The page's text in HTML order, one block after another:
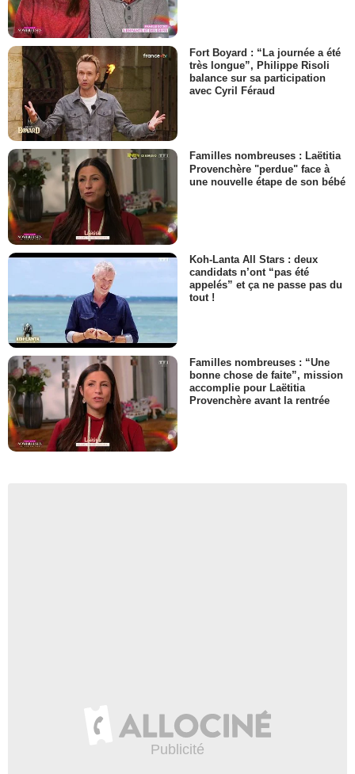
Fort Boyard : “La journée a été
très longue”, Philippe Risoli
balance sur sa participation
avec Cyril Féraud
Familles nombreuses : Laëtitia
Provenchère "perdue" face à
une nouvelle étape de son bébé
Koh-Lanta All Stars : deux
candidats n’ont “pas été
appelés” et ça ne passe pas du
tout !
Familles nombreuses : “Une
bonne chose de faite”, mission
accomplie pour Laëtitia
Provenchère avant la rentrée